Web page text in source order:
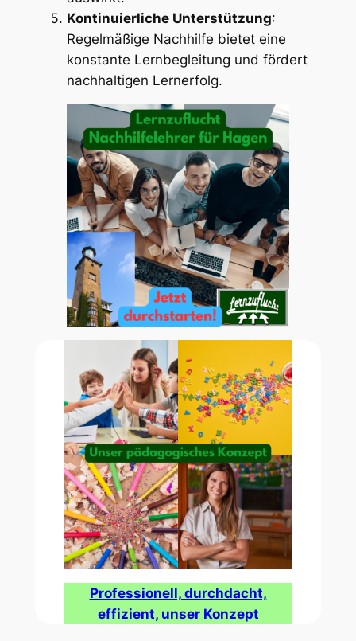
Kontinuierliche Unterstützung:
Regelmäßige Nachhilfe bietet eine
konstante Lernbegleitung und fördert
nachhaltigen Lernerfolg.
Professionell, durchdacht,
effizient, unser Konzept